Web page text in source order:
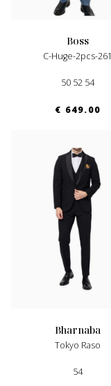
boss
C-Huge-2pcs-261
50 52 54
€ 649.00
bharnaba
Tokyo Raso
54